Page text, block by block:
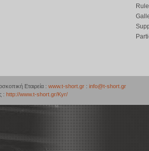
Εταιρεία : www.t-short.gr : info@t-short.gr
: http://www.t-short.gr/Kyr/